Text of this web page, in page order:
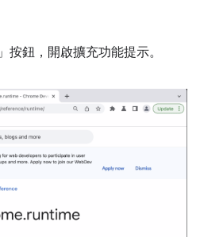
鈕，開啟擴充功能提示。